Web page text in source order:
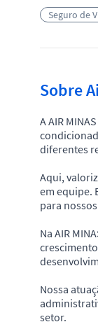
Seguro de
Sobre
A AIR
diferentes
Aqui,
em equipe.
para
Na AIR
Nossa
setor.